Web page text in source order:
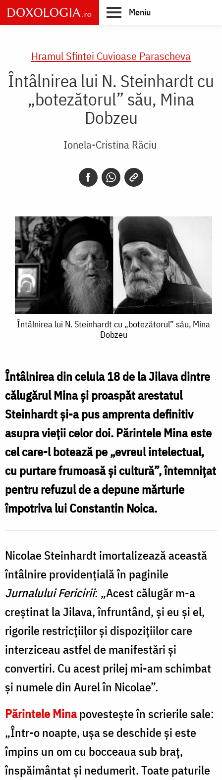
Skip
to
main
Meniu
Hramul Sfintei Cuvioase Parascheva
Întâlnirea lui N. Steinhardt cu
„botezătorul” său, Mina
Dobzeu
Ionela-Cristina Răciu
Întâlnirea
Steinhardt
cu
„botezătorul”
Mina
Întâlnirea lui N. Steinhardt cu „botezătorul” său, Mina
Dobzeu
Întâlnirea din celula 18 de la Jilava dintre
călugărul Mina și proaspăt arestatul
Steinhardt și-a pus amprenta definitiv
asupra vieții celor doi. Părintele Mina este
cel care-l botează pe „evreul intelectual,
cu purtare frumoasă şi cultură”, întemnițat
pentru refuzul de a depune mărturie
împotriva lui Constantin Noica.
Nicolae Steinhardt imortalizează această
întâlnire providențială în paginile
Jurnalului Fericirii: „Acest călugăr m-a
creștinat la Jilava, înfruntând, și eu și el,
rigorile restricțiilor și dispozițiilor care
interziceau astfel de manifestări și
convertiri. Cu acest prilej mi-am schimbat
și numele din Aurel în Nicolae”.
Părintele Minapovestește în scrierile sale:
„Într-o noapte, uşa se deschide şi este
împins un om cu bocceaua sub braţ,
înspăimântat şi nedumerit. Toate paturile